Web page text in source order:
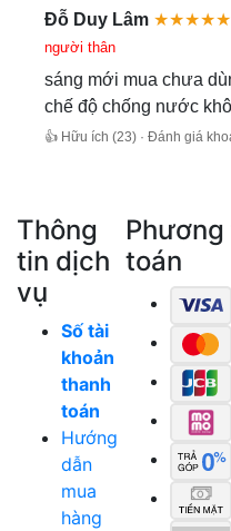
Đỗ Duy Lâm ★★★★★
người thân
sáng mới mua chưa
chế độ chống nước
👍 Hữu ích (23) · Đánh giá
Thông
tin dịch
vụ
Số tài
khoản
thanh
toán
Hướng
dẫn
mua
hàng
toán